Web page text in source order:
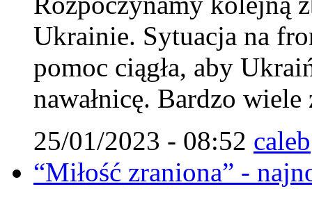
Ukrainie. Sytuacja na
pomoc ciągła, aby
nawałnicę. Bardzo
25/01/2023 - 08:52 caleb
“Miłość zraniona” -